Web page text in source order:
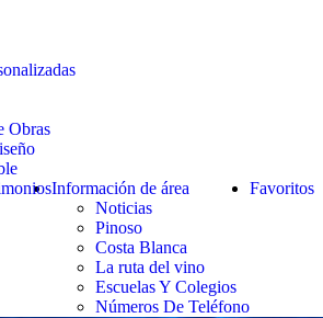
Obras
Favoritos
Información de área
Noticias
Pinoso
Costa Blanca
La ruta del vino
Escuelas Y Colegios
Números De Teléfono